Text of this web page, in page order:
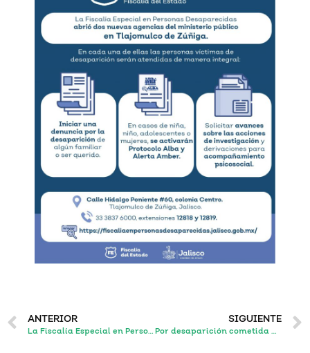
ANTERIOR
La Fiscalía Especial en Personas Desaparecidas acerca sus servicios a Tlajomulco; apertura dos agencias
SIGUIENTE
Por desaparición cometida por particulares y lesiones calificadas en agravio de dos personas, un sujeto permanecerá en prisión preventiva por un año